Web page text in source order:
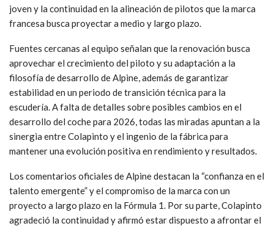
joven y la continuidad en la alineación de pilotos que la marca
francesa busca proyectar a medio y largo plazo.
Fuentes cercanas al equipo señalan que la renovación busca
aprovechar el crecimiento del piloto y su adaptación a la
filosofía de desarrollo de Alpine, además de garantizar
estabilidad en un periodo de transición técnica para la
escudería. A falta de detalles sobre posibles cambios en el
desarrollo del coche para 2026, todas las miradas apuntan a la
sinergia entre Colapinto y el ingenio de la fábrica para
mantener una evolución positiva en rendimiento y resultados.
Los comentarios oficiales de Alpine destacan la “confianza en el
talento emergente” y el compromiso de la marca con un
proyecto a largo plazo en la Fórmula 1. Por su parte, Colapinto
agradeció la continuidad y afirmó estar dispuesto a afrontar el